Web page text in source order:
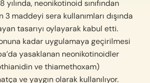
yılında, neonikotinoid sınıfından
3 maddeyi sera kullanımları dışında
tasarıyı oylayarak kabul etti.
kadar uygulamaya geçirilmesi
yasaklanan neonikotinoidler
ve thiamethoxam)
ve yaygın olarak kullanılıyor.